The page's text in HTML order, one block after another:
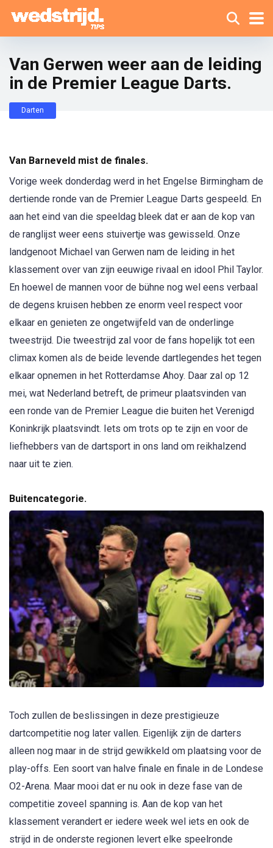
Van Gerwen weer aan de leiding
in de Premier League Darts.
Darten
Van Barneveld mist de finales.
Vorige week donderdag werd in het Engelse Birmingham de
dertiende ronde van de Premier League Darts gespeeld. En
aan het eind van die speeldag bleek dat er aan de kop van
de ranglijst weer eens stuivertje was gewisseld. Onze
landgenoot Michael van Gerwen nam de leiding in het
klassement over van zijn eeuwige rivaal en idool Phil Taylor.
En hoewel de mannen voor de bühne nog wel eens verbaal
de degens kruisen hebben ze enorm veel respect voor
elkaar en genieten ze ongetwijfeld van de onderlinge
tweestrijd. Die tweestrijd zal voor de fans hopelijk tot een
climax komen als de beide levende dartlegendes het tegen
elkaar opnemen in het Rotterdamse Ahoy. Daar zal op 12
mei, wat Nederland betreft, de primeur plaatsvinden van
een ronde van de Premier League die buiten het Verenigd
Koninkrijk plaatsvindt. Iets om trots op te zijn en voor de
liefhebbers van de dartsport in ons land om reikhalzend
naar uit te zien.
Buitencategorie.
Toch zullen de beslissingen in deze prestigieuze
dartcompetitie nog later vallen. Eigenlijk zijn de darters
alleen nog maar in de strijd gewikkeld om plaatsing voor de
play-offs. Een soort van halve finale en finale in de Londese
O2-Arena. Maar mooi dat er nu ook in deze fase van de
competitie zoveel spanning is. Aan de kop van het
klassement verandert er iedere week wel iets en ook de
strijd in de onderste regionen levert elke speelronde